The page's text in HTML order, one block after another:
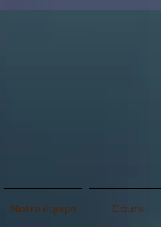
Notre équipe Cours